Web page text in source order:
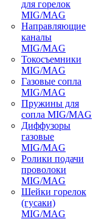
для горелок
MIG/MAG
Направляющие
каналы
MIG/MAG
Токосъемники
MIG/MAG
Газовые сопла
MIG/MAG
Пружины для
сопла MIG/MAG
Диффузоры
газовые
MIG/MAG
Ролики подачи
проволоки
MIG/MAG
Шейки горелок
(гусаки)
MIG/MAG